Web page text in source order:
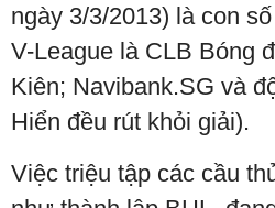
ngày 3/3/2013) là con
V-League là CLB Bóng
Kiên; Navibank.SG và
Hiển đều rút khỏi giải).
Việc triệu tập các cầu